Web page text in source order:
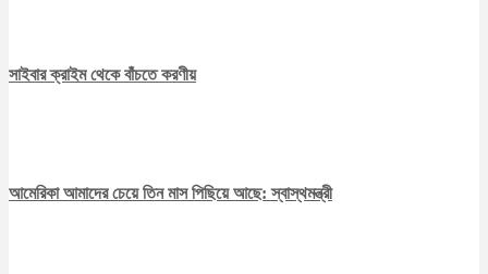
সাইবার ক্রাইম থেকে বাঁচতে করণীয়
আমেরিকা আমাদের চেয়ে তিন মাস পিছিয়ে আছে: স্বাস্থমন্ত্রী